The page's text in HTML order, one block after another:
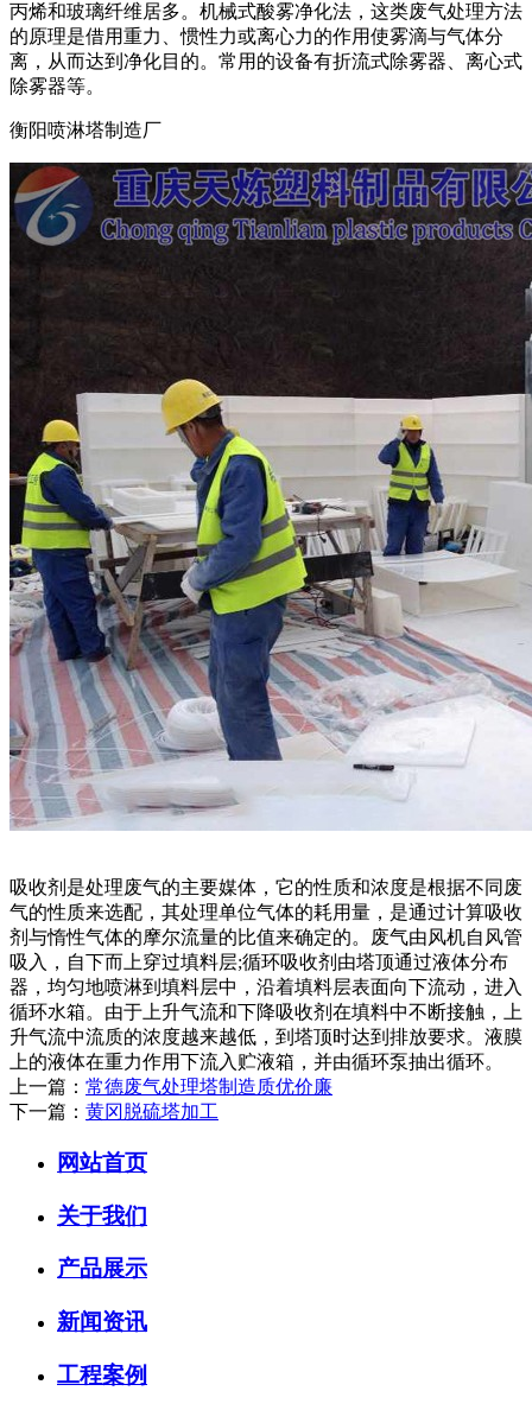
丙烯和玻璃纤维居多。机械式酸雾净化法，这类废气处理方法
的原理是借用重力、惯性力或离心力的作用使雾滴与气体分
离，从而达到净化目的。常用的设备有折流式除雾器、离心式
除雾器等。
衡阳喷淋塔制造厂
吸收剂是处理废气的主要媒体，它的性质和浓度是根据不同废
气的性质来选配，其处理单位气体的耗用量，是通过计算吸收
剂与惰性气体的摩尔流量的比值来确定的。废气由风机自风管
吸入，自下而上穿过填料层;循环吸收剂由塔顶通过液体分布
器，均匀地喷淋到填料层中，沿着填料层表面向下流动，进入
循环水箱。由于上升气流和下降吸收剂在填料中不断接触，上
升气流中流质的浓度越来越低，到塔顶时达到排放要求。液膜
上的液体在重力作用下流入贮液箱，并由循环泵抽出循环。
上一篇： 常德废气处理塔制造质优价廉
下一篇： 黄冈脱硫塔加工
网站首页
关于我们
产品展示
新闻资讯
工程案例